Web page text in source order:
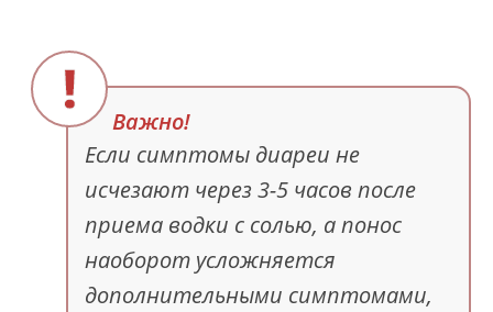
Если симптомы диареи не
исчезают через 3-5 часов после
приема водки с солью, а понос
наоборот усложняется
дополнительными симптомами,